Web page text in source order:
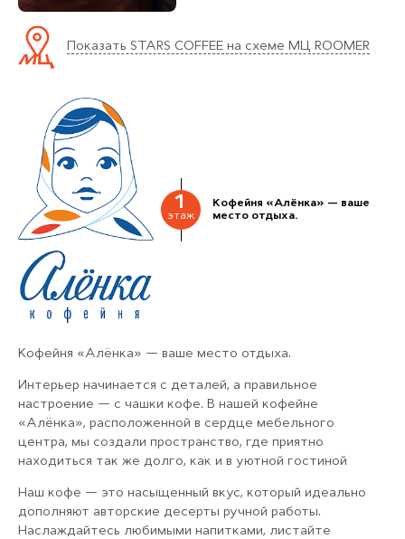
Показать STARS COFFEE на схеме МЦ ROOMER
1
этаж
Кофейня «Алёнка» — ваше
место отдыха.
Кофейня «Алёнка» — ваше место отдыха.
Интерьер начинается с деталей, а правильное
настроение — с чашки кофе. В нашей кофейне
«Алёнка», расположенной в сердце мебельного
центра, мы создали пространство, где приятно
находиться так же долго, как и в уютной гостиной
Наш кофе — это насыщенный вкус, который идеально
дополняют авторские десерты ручной работы.
Наслаждайтесь любимыми напитками, листайте